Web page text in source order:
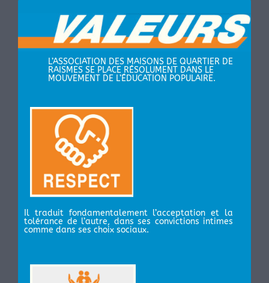
L’ASSOCIATION DES MAISONS DE QUARTIER DE
RAISMES SE PLACE RÉSOLUMENT DANS LE
MOUVEMENT DE L’ÉDUCATION POPULAIRE.
Il traduit fondamentalement l’acceptation et la
tolérance de l’autre, dans ses convictions intimes
comme dans ses choix sociaux.